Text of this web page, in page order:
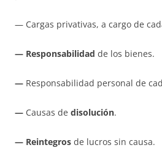
— Cargas privativas, a cargo de
— Responsabilidad de los bienes.
— Responsabilidad personal de
— Causas de disolución.
— Reintegros de lucros sin causa.